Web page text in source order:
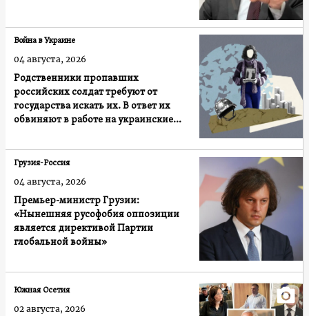
Родственники пропавших
российских солдат требуют от
государства искать их. В ответ их
обвиняют в работе на украинские
Война в Украине
04 августа, 2026
Премьер-министр Грузии:
«Нынешняя русофобия оппозиции
является директивой Партии
глобальной войны»
Грузия-Россия
04 августа, 2026
Южная Осетия
02 августа, 2026